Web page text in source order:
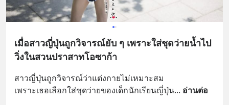
เมื่อสาวญี่ปุ่นถูกวิจารณ์ยับ ๆ เพราะใส่ชุดว่ายน้ำไป
วิ่งในสวนปราสาทโอซาก้า
สาวญี่ปุ่นถูกวิจารณ์ว่าแต่งกายไม่เหมาะสม
เพราะเธอเลือกใส่ชุดว่ายของเด็กนักเรียนญี่ปุ่น... อ่านต่อ